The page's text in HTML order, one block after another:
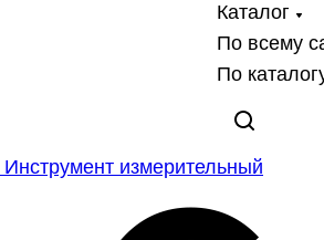
Каталог
По всему
По
Инструмент измерительный